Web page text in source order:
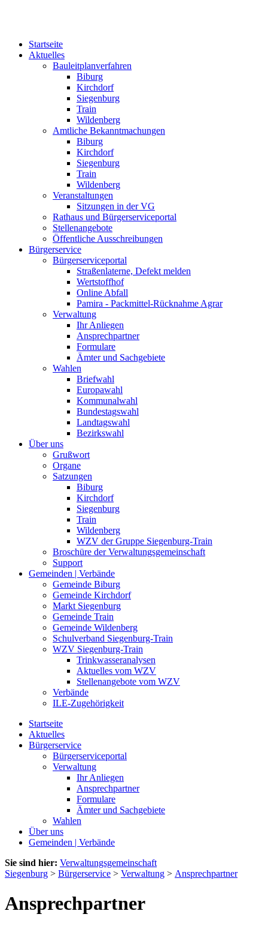
Startseite
Aktuelles
Bauleitplanverfahren
Biburg
Kirchdorf
Siegenburg
Train
Wildenberg
Amtliche Bekanntmachungen
Biburg
Kirchdorf
Siegenburg
Train
Wildenberg
Veranstaltungen
Sitzungen in der VG
Rathaus und Bürgerserviceportal
Stellenangebote
Öffentliche Ausschreibungen
Bürgerservice
Bürgerserviceportal
Straßenlaterne, Defekt melden
Wertstoffhof
Online Abfall
Pamira - Packmittel-Rücknahme Agrar
Verwaltung
Ihr Anliegen
Ansprechpartner
Formulare
Ämter und Sachgebiete
Wahlen
Briefwahl
Europawahl
Kommunalwahl
Bundestagswahl
Landtagswahl
Bezirkswahl
Über uns
Grußwort
Organe
Satzungen
Biburg
Kirchdorf
Siegenburg
Train
Wildenberg
WZV der Gruppe Siegenburg-Train
Broschüre der Verwaltungsgemeinschaft
Support
Gemeinden | Verbände
Gemeinde Biburg
Gemeinde Kirchdorf
Markt Siegenburg
Gemeinde Train
Gemeinde Wildenberg
Schulverband Siegenburg-Train
WZV Siegenburg-Train
Trinkwasseranalysen
Aktuelles vom WZV
Stellenangebote vom WZV
Verbände
ILE-Zugehörigkeit
Startseite
Aktuelles
Bürgerservice
Bürgerserviceportal
Verwaltung
Ihr Anliegen
Ansprechpartner
Formulare
Ämter und Sachgebiete
Wahlen
Über uns
Gemeinden | Verbände
Sie sind hier: Verwaltungsgemeinschaft
Siegenburg > Bürgerservice > Verwaltung > Ansprechpartner
Ansprechpartner